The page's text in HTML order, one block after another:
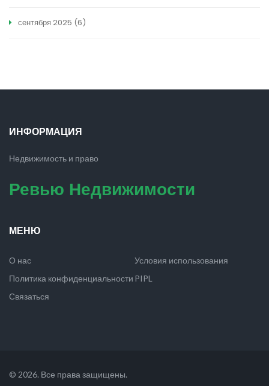
сентября 2025 (6)
ИНФОРМАЦИЯ
Недвижимость и право
Ревью Недвижимости
МЕНЮ
О нас
Условия использования
Политика конфиденциальности PIPL
Связаться
© 2026. Все права защищены.